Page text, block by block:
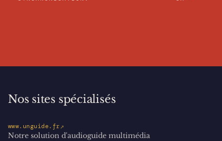
Nos sites spécialisés
www.unguide.fr↗
Notre solution d'audioguide multimédia